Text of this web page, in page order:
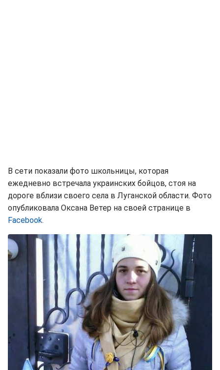
В сети показали фото школьницы, которая
ежедневно встречала украинских бойцов, стоя на
дороге вблизи своего села в Луганской области. Фото
опубликовала Оксана Ветер на своей странице в
Facebook.